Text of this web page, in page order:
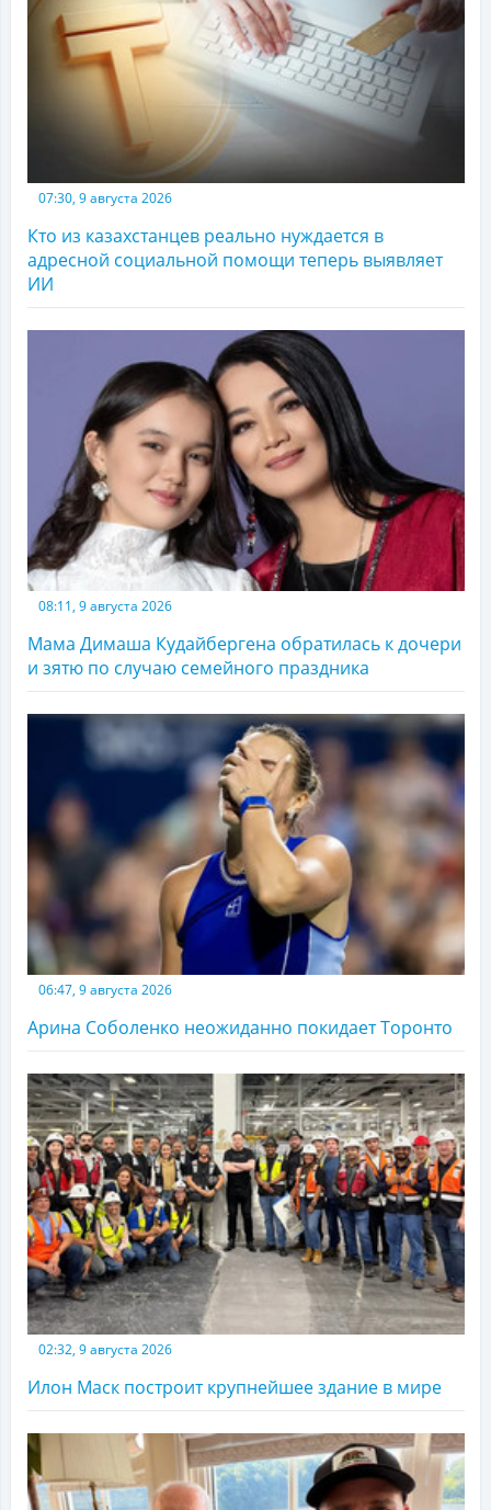
07:30, 9 августа 2026
Кто из казахстанцев реально нуждается в
адресной социальной помощи теперь выявляет
ИИ
08:11, 9 августа 2026
Мама Димаша Кудайбергена обратилась к дочери
и зятю по случаю семейного праздника
06:47, 9 августа 2026
Арина Соболенко неожиданно покидает Торонто
02:32, 9 августа 2026
Илон Маск построит крупнейшее здание в мире